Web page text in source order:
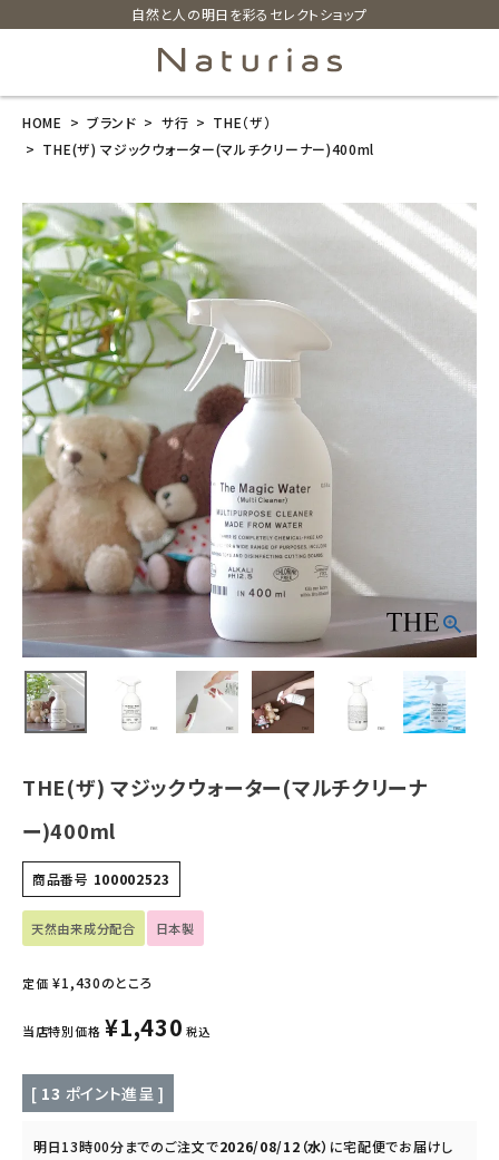
自然と人の明日を彩るセレクトショップ
search
THE(ザ) マジ
ックウォーター
(マルチクリー
ナー)400ml
1,430 (税込)
ホーム
新商品
カテゴリーから探す
美容・コスメ・香水
フェムケア
インナー・下着・ナイトウェア
キッズ・ベビー・マタニティ
キッチン用品
フード・ドリンク
HOME ブランド サ行
THE（ザ）
THE(ザ) マジックウォーター(マルチクリーナー)400ml
THE(ザ) マジックウォーター(マルチクリーナ
ー)400ml
商品番号 100002523
天然由来成分配合 日本製
定価 ¥1,430のところ
当店特別価格 ¥1,430 税込
[ 13 ポイント進呈 ]
明日13時00分までのご注文で2026/08/12（水） に宅配便でお届けし